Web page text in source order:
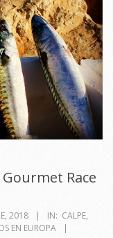
Race
2018 IN: CALPE,
EN EUROPA